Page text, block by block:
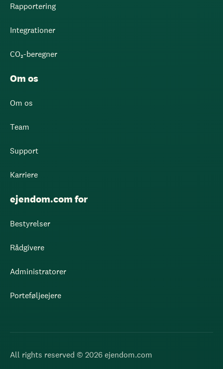
Rapportering
Integrationer
CO₂-beregner
Om os
Om os
Team
Support
Karriere
ejendom.com for
Bestyrelser
Rådgivere
Administratorer
Porteføljeejere
All rights reserved © 2026 ejendom.com